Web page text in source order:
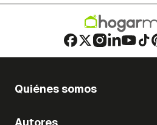
Quiénes somos